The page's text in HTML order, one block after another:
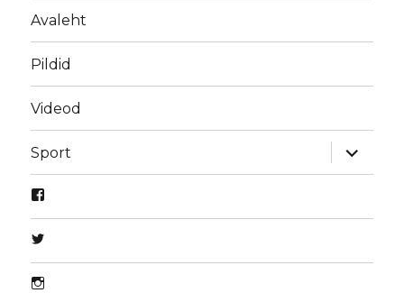
Avaleht
Pildid
Videod
Sport
laienda